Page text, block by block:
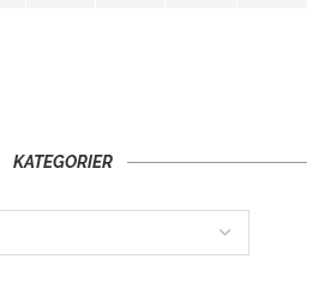
KATEGORIER